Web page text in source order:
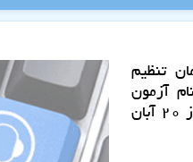
تنظیم
آزمون
رادیو آماتوری سطح مبتدی و عمومی سالجاری را از ۲۰ آبان